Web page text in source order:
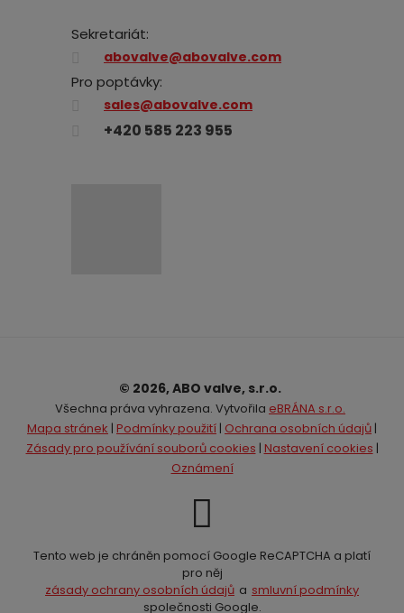
Sekretariát:
abovalve@abovalve.com
Pro poptávky:
sales@abovalve.com
+420 585 223 955
© 2026, ABO valve, s.r.o.
Všechna práva vyhrazena. Vytvořila eBRÁNA s.r.o.
Mapa stránek | Podmínky použití | Ochrana osobních údajů |
Zásady pro používání souborů cookies | Nastavení cookies |
Oznámení
Tento web je chráněn pomocí Google ReCAPTCHA a platí
pro něj
zásady ochrany osobních údajů a smluvní podmínky
společnosti Google.